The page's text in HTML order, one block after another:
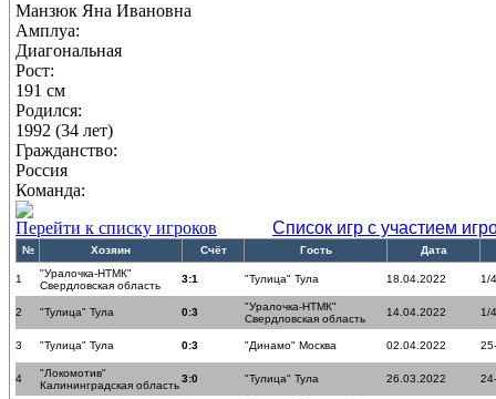
Манзюк Яна Ивановна
Амплуа:
Диагональная
Рост:
191 см
Родился:
1992 (34 лет)
Гражданство:
Россия
Команда:
Перейти к списку игроков
Список игр с участием
№ Хозяин Счёт Гость Дата
1
"Уралочка-НТМК"
Свердловская область
3:1 "Тулица" Тула 18.04.2022 1/
2 "Тулица" Тула 0:3
"Уралочка-НТМК"
Свердловская область
14.04.2022 1/
3 "Тулица" Тула 0:3 "Динамо" Москва 02.04.2022
4
"Локомотив"
Калининградская область
3:0 "Тулица" Тула 26.03.2022